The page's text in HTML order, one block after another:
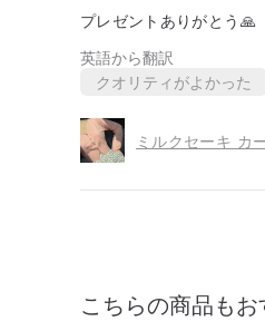
プレゼントありがとう🙏
英語から翻訳
クオリティがよかった
ミルクセーキ カ
こちらの商品も